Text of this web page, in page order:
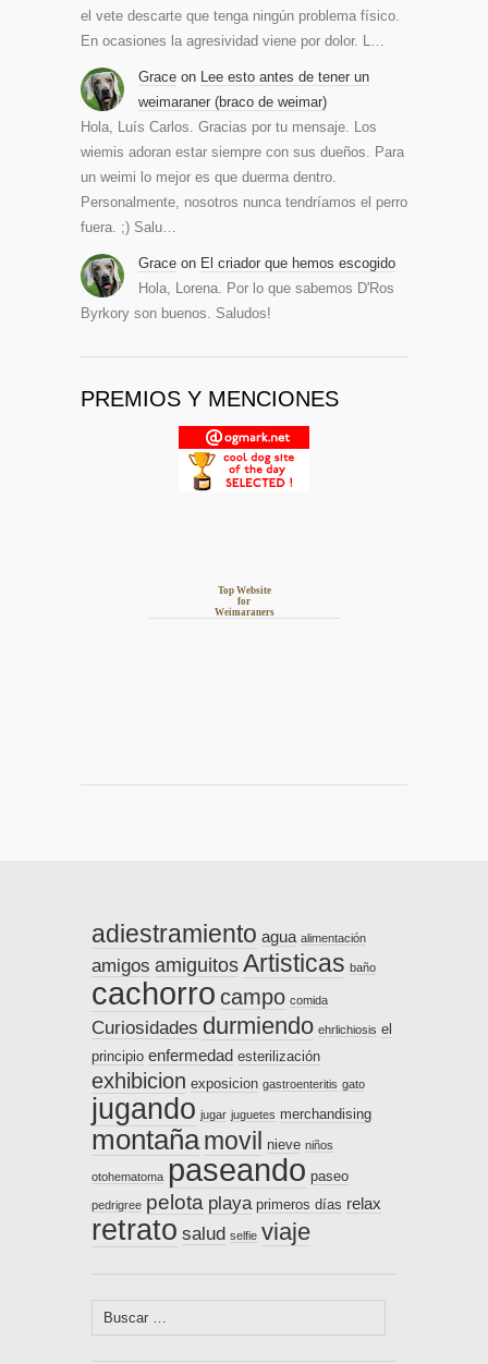
el vete descarte que tenga ningún problema físico.
En ocasiones la agresividad viene por dolor. L…
Grace on
Lee esto antes de tener un
weimaraner (braco de weimar)
Hola, Luís Carlos. Gracias por tu mensaje. Los
wiemis adoran estar siempre con sus dueños. Para
un weimi lo mejor es que duerma dentro.
Personalmente, nosotros nunca tendríamos el perro
fuera. ;) Salu…
Grace on El criador que hemos escogido
Hola, Lorena. Por lo que sabemos D'Ros
Byrkory son buenos. Saludos!
PREMIOS Y MENCIONES
Top Website
for
Weimaraners
adiestramiento agua alimentación
amigos amiguitos Artisticas baño
cachorro campo comida
Curiosidades durmiendo ehrlichiosis el
principio enfermedad esterilización
exhibicion exposicion gastroenteritis gato
jugando jugar juguetes merchandising
montañamovil nieve niños
otohematoma paseando paseo
pedrigree pelota playa primeros días relax
retrato salud selfie viaje
Buscar: